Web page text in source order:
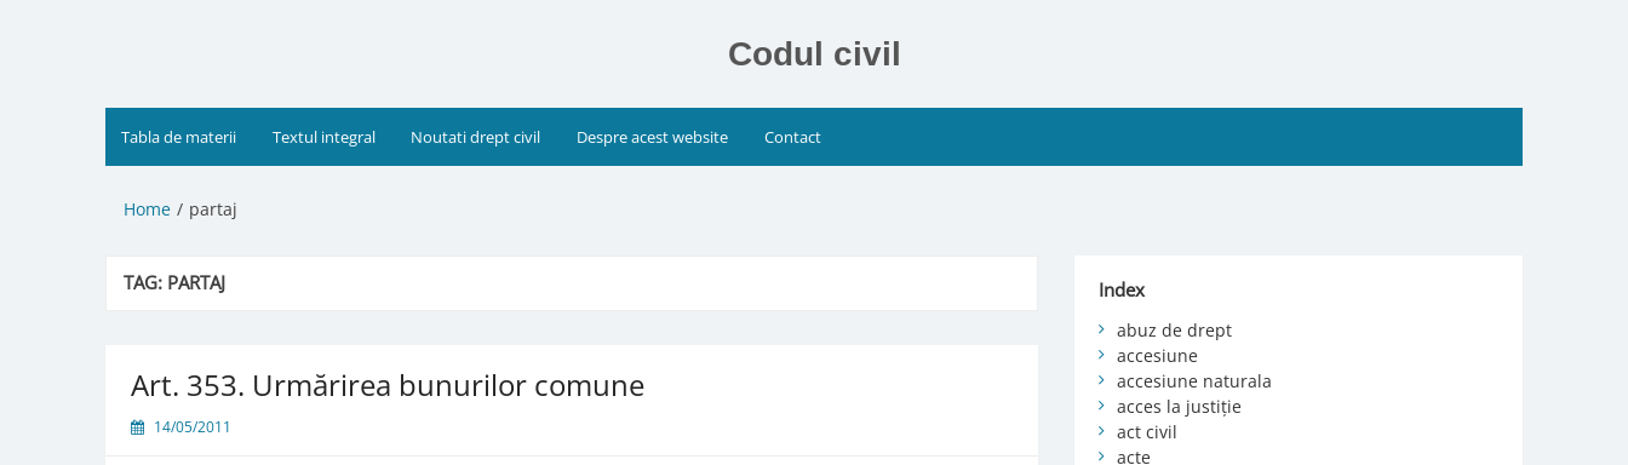
Codul civil
Tabla de materii Textul integral Noutati drept civil Despre acest website Contact
Home partaj
TAG: PARTAJ
Art. 353. Urmărirea bunurilor comune
14/05/2011
Index
abuz de drept
accesiune
accesiune naturala
acces la justiție
act civil
acte